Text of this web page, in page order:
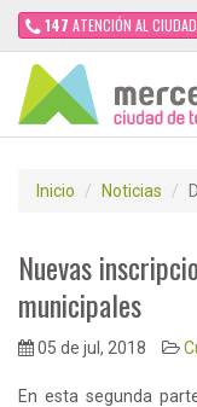
147 ATENCIÓN AL
Inicio Noticias
Nuevas
municipales
05 de jul, 2018
En esta segunda